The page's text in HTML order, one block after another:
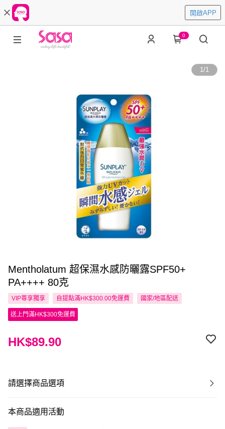
開啟APP
0
1/1
Mentholatum 超保濕水感防曬露SPF50+
PA++++ 80克
VIP尊享獨享 自提點滿HK$300.00免運費 國家/地區配送
送上門滿HK$300免運費
HK$89.90
請選擇商品選項
本商品適用活動